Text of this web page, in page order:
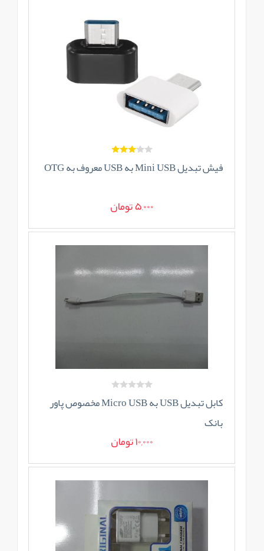
فیش تبدیل Mini USB به USB معروف به OTG
5,000 تومان
کابل تبدیل USB به Micro USB مخصوص پاور
بانک
10,000 تومان